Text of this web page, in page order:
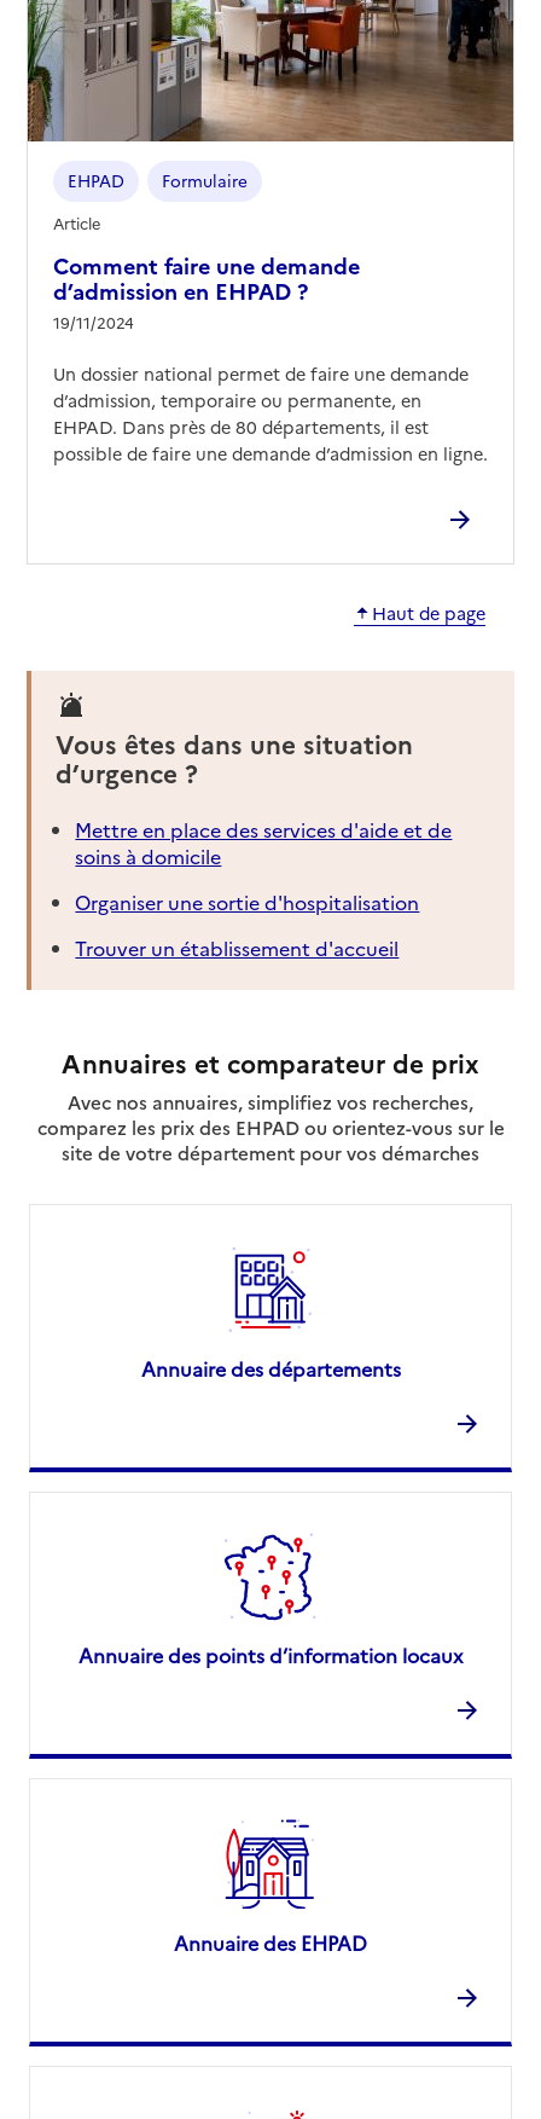
Comment faire une demande
d’admission en EHPAD ?
19/11/2024
EHPAD Formulaire
Article
Un dossier national permet de faire une demande
d’admission, temporaire ou permanente, en
EHPAD. Dans près de 80 départements, il est
possible de faire une demande d’admission en ligne.
Haut de page
Vous êtes dans une situation
d’urgence ?
Mettre en place des services d'aide et de
soins à domicile
Organiser une sortie d'hospitalisation
Trouver un établissement d'accueil
Annuaires et comparateur de prix
Avec nos annuaires, simplifiez vos recherches,
comparez les prix des EHPAD ou orientez-vous sur le
site de votre département pour vos démarches
Annuaire des départements
Annuaire des points d’information locaux
Annuaire des EHPAD